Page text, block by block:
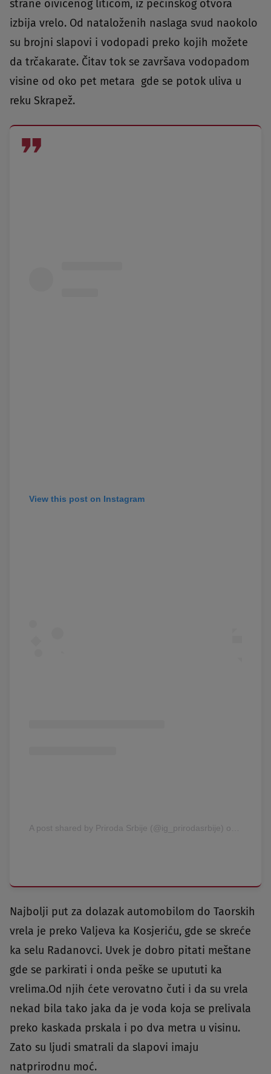
strane oivičenog liticom, iz pećinskog otvora
izbija vrelo. Od nataloženih naslaga svud naokolo
su brojni slapovi i vodopadi preko kojih možete
da trčakarate. Čitav tok se završava vodopadom
visine od oko pet metara gde se potok uliva u
reku Skrapež.
View this post on Instagram
A post shared by Priroda Srbije (@ig_prirodasrbije) on
Najbolji put za dolazak automobilom do Taorskih
vrela je preko Valjeva ka Kosjeriću, gde se skreće
ka selu Radanovci. Uvek je dobro pitati meštane
gde se parkirati i onda peške se upututi ka
vrelima.Od njih ćete verovatno čuti i da su vrela
nekad bila tako jaka da je voda koja se prelivala
preko kaskada prskala i po dva metra u visinu.
Zato su ljudi smatrali da slapovi imaju
natprirodnu moć.